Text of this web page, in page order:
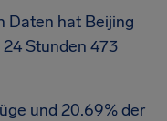
Daten hat Beijing
Stunden 473
und 20.69% der